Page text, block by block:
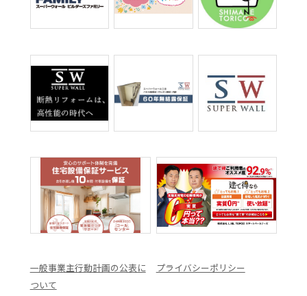
一般事業主行動計画の公表に
ついて
プライバシーポリシー